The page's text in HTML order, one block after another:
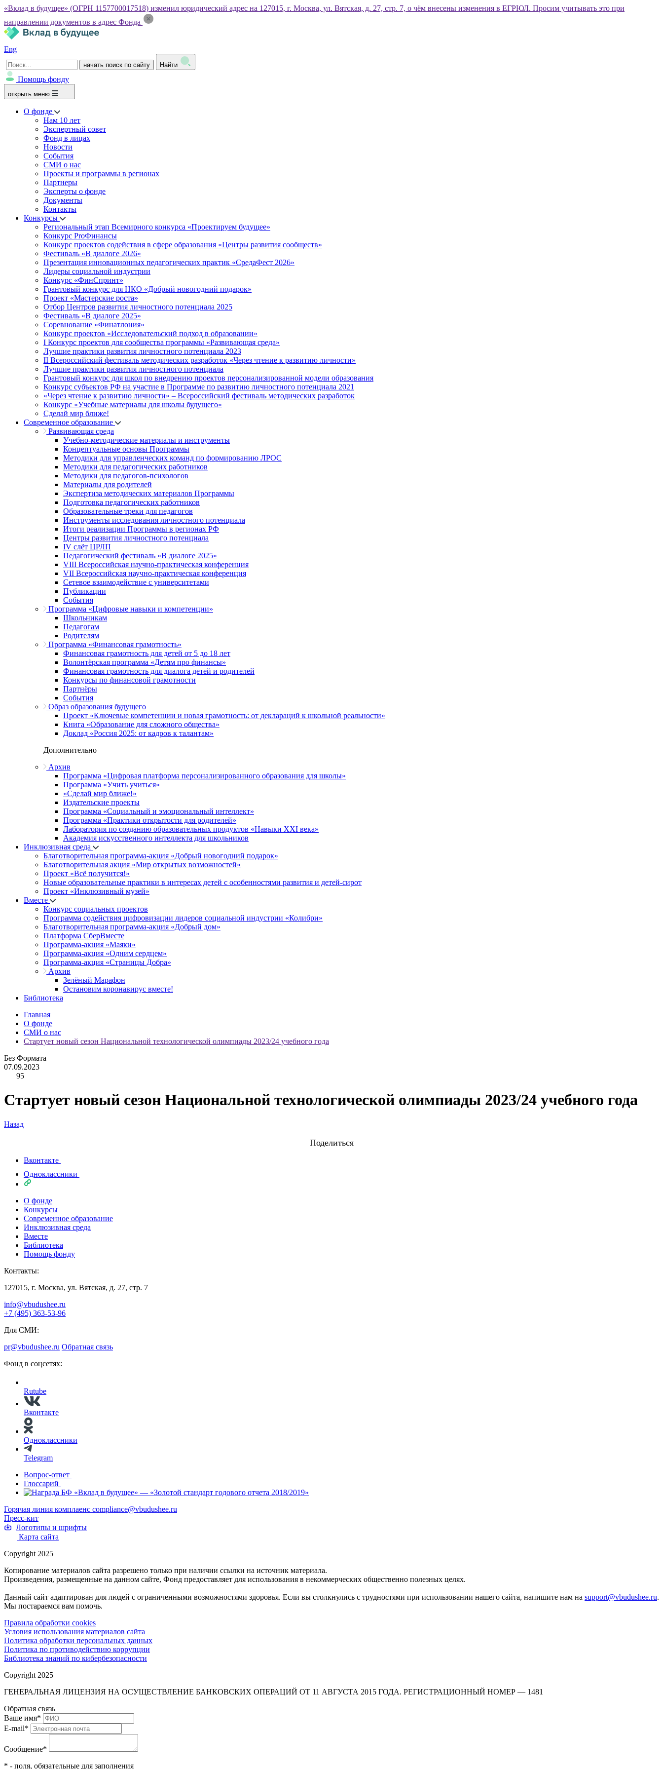
«Вклад в будущее» (ОГРН 1157700017518) изменил юридический адрес на 127015, г. Москва, ул. Вятская, д. 27, стр. 7, о чём внесены изменения в ЕГРЮЛ. Просим учитывать это при
направлении документов в адрес Фонда
Eng
начать поиск по сайту Найти
Помощь фонду
открыть меню
О фонде
Нам 10 лет
Экспертный совет
Фонд в лицах
Новости
События
СМИ о нас
Проекты и программы в регионах
Партнеры
Эксперты о фонде
Документы
Контакты
Конкурсы
Региональный этап Всемирного конкурса «Проектируем будущее»
Конкурс ProФинансы
Конкурс проектов содействия в сфере образования «Центры развития сообществ»
Фестиваль «В диалоге 2026»
Презентация инновационных педагогических практик «СредаФест 2026»
Лидеры социальной индустрии
Конкурс «ФинСпринт»
Грантовый конкурс для НКО «Добрый новогодний подарок»
Проект «Мастерские роста»
Отбор Центров развития личностного потенциала 2025
Фестиваль «В диалоге 2025»
Соревнование «Финатлония»
Конкурс проектов «Исследовательский подход в образовании»
I Конкурс проектов для сообщества программы «Развивающая среда»
Лучшие практики развития личностного потенциала 2023
II Всероссийский фестиваль методических разработок «Через чтение к развитию личности»
Лучшие практики развития личностного потенциала
Грантовый конкурс для школ по внедрению проектов персонализированной модели образования
Конкурс субъектов РФ на участие в Программе по развитию личностного потенциала 2021
«Через чтение к развитию личности» – Всероссийский фестиваль методических разработок
Конкурс «Учебные материалы для школы будущего»
Сделай мир ближе!
Современное образование
Развивающая среда
Учебно-методические материалы и инструменты
Концептуальные основы Программы
Методики для управленческих команд по формированию ЛРОС
Методики для педагогических работников
Методики для педагогов-психологов
Материалы для родителей
Экспертиза методических материалов Программы
Подготовка педагогических работников
Образовательные треки для педагогов
Инструменты исследования личностного потенциала
Итоги реализации Программы в регионах РФ
Центры развития личностного потенциала
IV слёт ЦРЛП
Педагогический фестиваль «В диалоге 2025»
VIII Всероссийская научно-практическая конференция
VII Всероссийская научно-практическая конференция
Сетевое взаимодействие с университетами
Публикации
События
Программа «Цифровые навыки и компетенции»
Школьникам
Педагогам
Родителям
Программа «Финансовая грамотность»
Финансовая грамотность для детей от 5 до 18 лет
Волонтёрская программа «Детям про финансы»
Финансовая грамотность для диалога детей и родителей
Конкурсы по финансовой грамотности
Партнёры
События
Образ образования будущего
Проект «Ключевые компетенции и новая грамотность: от деклараций к школьной реальности»
Книга «Образование для сложного общества»
Доклад «Россия 2025: от кадров к талантам»
Дополнительно
Архив
Программа «Цифровая платформа персонализированного образования для школы»
Программа «Учить учиться»
«Сделай мир ближе!»
Издательские проекты
Программа «Социальный и эмоциональный интеллект»
Программа «Практики открытости для родителей»
Лаборатория по созданию образовательных продуктов «Навыки XXI века»
Академия искусственного интеллекта для школьников
Инклюзивная среда
Благотворительная программа-акция «Добрый новогодний подарок»
Благотворительная акция «Мир открытых возможностей»
Проект «Всё получится!»
Новые образовательные практики в интересах детей с особенностями развития и детей-сирот
Проект «Инклюзивный музей»
Вместе
Конкурс социальных проектов
Программа содействия цифровизации лидеров социальной индустрии «Колибри»
Благотворительная программа-акция «Добрый дом»
Платформа СберВместе
Программа-акция «Маяки»
Программа-акция «Одним сердцем»
Программа-акция «Страницы Добра»
Архив
Зелёный Марафон
Остановим коронавирус вместе!
Библиотека
Главная
О фонде
СМИ о нас
Стартует новый сезон Национальной технологической олимпиады 2023/24 учебного года
Без Формата
07.09.2023
95
Стартует новый сезон Национальной технологической олимпиады 2023/24 учебного года
Назад
Поделиться
Вконтакте
Одноклассники
О фонде
Конкурсы
Современное образование
Инклюзивная среда
Вместе
Библиотека
Помощь фонду
Контакты:
127015, г. Москва, ул. Вятская, д. 27, стр. 7
info@vbudushee.ru
+7 (495) 363-53-96
Для СМИ:
pr@vbudushee.ru Обратная связь
Фонд в соцсетях:
Rutube
Вконтакте
Одноклассники
Telegram
Вопрос-ответ
Глоссарий
Горячая линия комплаенс compliance@vbudushee.ru
Пресс-кит
Логотипы и шрифты
Карта сайта
Copyright 2025
Копирование материалов сайта разрешено только при наличии ссылки на источник материала.
Произведения, размещенные на данном сайте, Фонд предоставляет для использования в некоммерческих общественно полезных целях.
Данный сайт адаптирован для людей с ограниченными возможностями здоровья. Если вы столкнулись с трудностями при использовании нашего сайта, напишите нам на support@vbudushee.ru.
Мы постараемся вам помочь.
Правила обработки cookies
Условия использования материалов сайта
Политика обработки персональных данных
Политика по противодействию коррупции
Библиотека знаний по кибербезопасности
Copyright 2025
ГЕНЕРАЛЬНАЯ ЛИЦЕНЗИЯ НА ОСУЩЕСТВЛЕНИЕ БАНКОВСКИХ ОПЕРАЦИЙ ОТ 11 АВГУСТА 2015 ГОДА. РЕГИСТРАЦИОННЫЙ НОМЕР — 1481
Обратная связь
Ваше имя*
E-mail*
Сообщение*
* - поля, обязательные для заполнения